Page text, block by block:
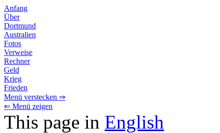
Anfang
Über
Dortmund
Australien
Fotos
Verweise
Rechner
Geld
Krieg
Frieden
Menü verstecken ⇒
⇐ Menü zeigen
This page in English